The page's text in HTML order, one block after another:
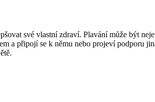
své vlastní zdraví. Plavání může být
a připojí se k němu nebo projeví podporu